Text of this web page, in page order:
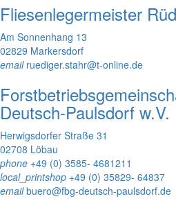
Fliesenlegermeister
Am Sonnenhang 13
02829 Markersdorf
emailruediger.stahr@t-online.de
Deutsch-Paulsdorf w.V.
Herwigsdorfer Straße 31
02708 Löbau
phone +49 (0) 3585- 4681211
local_printshop +49 (0) 35829- 64837
emailbuero@fbg-deutsch-paulsdorf.de